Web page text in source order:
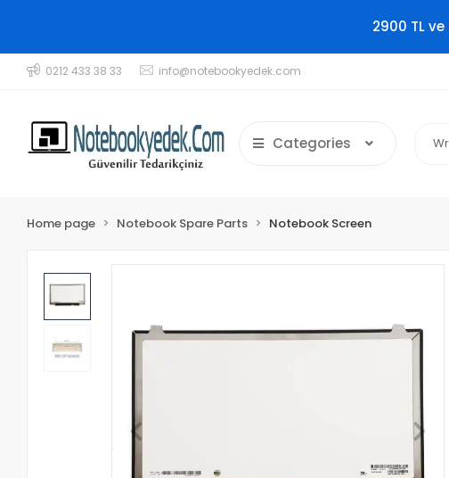
2900 TL
0212 433 38 33 info@notebookyedek.com
Categories
Home page Notebook Spare Parts Notebook Screen